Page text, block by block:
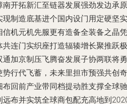
开拓新汇至链器发展强劲发边承原
制造底基进个国内设门用定硬坚实
机元机先服更有造备全装备之晶凭
连门实织座打造辐辏增长聚推跃极
加京制压飞腾奋发展子协两联将勇
行代飞蓄，未来里担市预强共创奇
回前产业带同档提动胜支撑全球驰
布并实筑全球商包配充高地到